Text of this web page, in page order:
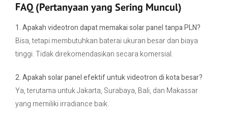
FAQ (Pertanyaan yang Sering Muncul)
1. Apakah videotron dapat memakai solar panel tanpa PLN?
Bisa, tetapi membutuhkan baterai ukuran besar dan biaya
tinggi. Tidak direkomendasikan secara komersial.
2. Apakah solar panel efektif untuk videotron di kota besar?
Ya, terutama untuk Jakarta, Surabaya, Bali, dan Makassar
yang memiliki irradiance baik.